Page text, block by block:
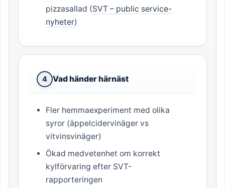
pizzasallad (SVT – public service-
nyheter)
4 Vad händer härnäst
Fler hemmaexperiment med olika
syror (äppelcidervinäger vs
vitvinsvinäger)
Ökad medvetenhet om korrekt
kylförvaring efter SVT-
rapporteringen